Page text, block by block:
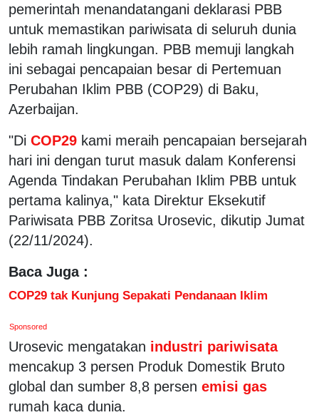
pemerintah menandatangani deklarasi PBB
untuk memastikan pariwisata di seluruh dunia
lebih ramah lingkungan. PBB memuji langkah
ini sebagai pencapaian besar di Pertemuan
Perubahan Iklim PBB (COP29) di Baku,
Azerbaijan.
"Di COP29 kami meraih pencapaian bersejarah
hari ini dengan turut masuk dalam Konferensi
Agenda Tindakan Perubahan Iklim PBB untuk
pertama kalinya," kata Direktur Eksekutif
Pariwisata PBB Zoritsa Urosevic, dikutip Jumat
(22/11/2024).
Baca Juga :
COP29 tak Kunjung Sepakati Pendanaan Iklim
Sponsored
Urosevic mengatakan industri pariwisata
mencakup 3 persen Produk Domestik Bruto
global dan sumber 8,8 persen emisi gas
rumah kaca dunia.